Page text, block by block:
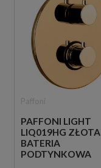
PAFFONI LIGHT
LIQ019HG ZŁOTA
BATERIA
PODTYNKOWA